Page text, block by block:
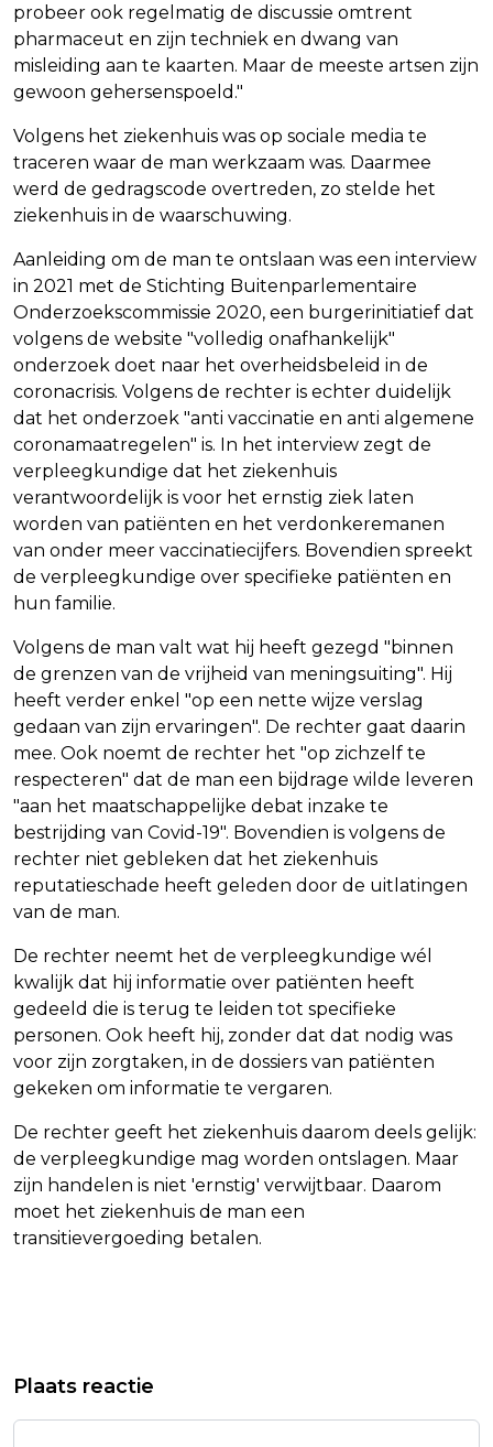
probeer ook regelmatig de discussie omtrent
pharmaceut en zijn techniek en dwang van
misleiding aan te kaarten. Maar de meeste artsen zijn
gewoon gehersenspoeld."
Volgens het ziekenhuis was op sociale media te
traceren waar de man werkzaam was. Daarmee
werd de gedragscode overtreden, zo stelde het
ziekenhuis in de waarschuwing.
Aanleiding om de man te ontslaan was een interview
in 2021 met de Stichting Buitenparlementaire
Onderzoekscommissie 2020, een burgerinitiatief dat
volgens de website "volledig onafhankelijk"
onderzoek doet naar het overheidsbeleid in de
coronacrisis. Volgens de rechter is echter duidelijk
dat het onderzoek "anti vaccinatie en anti algemene
coronamaatregelen" is. In het interview zegt de
verpleegkundige dat het ziekenhuis
verantwoordelijk is voor het ernstig ziek laten
worden van patiënten en het verdonkeremanen
van onder meer vaccinatiecijfers. Bovendien spreekt
de verpleegkundige over specifieke patiënten en
hun familie.
Volgens de man valt wat hij heeft gezegd "binnen
de grenzen van de vrijheid van meningsuiting". Hij
heeft verder enkel "op een nette wijze verslag
gedaan van zijn ervaringen". De rechter gaat daarin
mee. Ook noemt de rechter het "op zichzelf te
respecteren" dat de man een bijdrage wilde leveren
"aan het maatschappelijke debat inzake te
bestrijding van Covid-19". Bovendien is volgens de
rechter niet gebleken dat het ziekenhuis
reputatieschade heeft geleden door de uitlatingen
van de man.
De rechter neemt het de verpleegkundige wél
kwalijk dat hij informatie over patiënten heeft
gedeeld die is terug te leiden tot specifieke
personen. Ook heeft hij, zonder dat dat nodig was
voor zijn zorgtaken, in de dossiers van patiënten
gekeken om informatie te vergaren.
De rechter geeft het ziekenhuis daarom deels gelijk:
de verpleegkundige mag worden ontslagen. Maar
zijn handelen is niet 'ernstig' verwijtbaar. Daarom
moet het ziekenhuis de man een
transitievergoeding betalen.
HOOG, RAMSPOLKERING MOGELIJK
DRANKENCONCERN PERNOD RICARD
BOEKT RECORDOMZET
Plaats reactie